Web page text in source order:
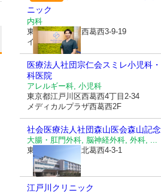
ニック
内科
東京都江戸川区西葛西3-9-19
イオン葛西2階
医療法人社団宗仁会スミレ小児科
科医院
アレルギー科, 小児科
東京都江戸川区西葛西4丁目2-34
メディカルプラザ西葛西2F
社会医療法人社団森山医会森山記
大腸・肛門外科, 脳神経外科, 外科, ...
東京都江戸川区北葛西4-3-1
江戸川クリニック